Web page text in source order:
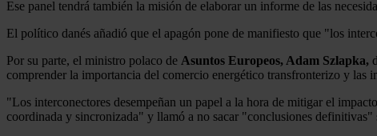
Ese panel tendrá también la misión de elaborar un informe de las
El político danés añadió que el apagón pone de manifiesto que "los
Por su parte, el ministro polaco de Asuntos Europeos, Adam Szlapka,
comprender la importancia del comercio energético transfronterizo y las
"Los interconectores desempeñan un papel a la hora de mitigar el
coordinada y sincronizada" y llamó a no sacar "conclusiones